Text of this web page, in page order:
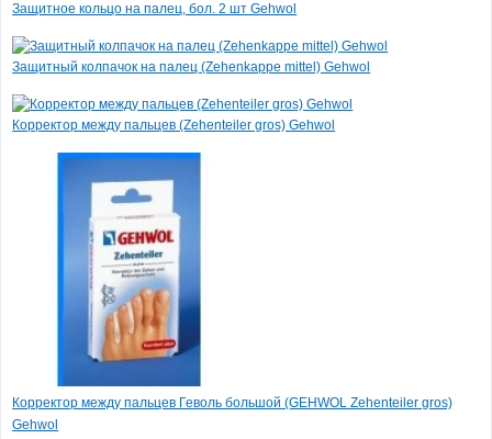
Защитное кольцо на палец, бол. 2 шт Gehwol
Защитный колпачок на палец (Zehenkappe mittel) Gehwol
Корректор между пальцев (Zehenteiler gros) Gehwol
Корректор между пальцев Геволь большой (GEHWOL Zehenteiler gros)
Gehwol